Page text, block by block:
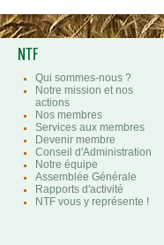
NTF
Qui sommes-nous ?
Notre mission et nos
actions
Nos membres
Services aux membres
Devenir membre
Conseil d'Administration
Notre équipe
Assemblée Générale
Rapports d'activité
NTF vous y représente !